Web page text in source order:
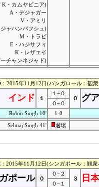
K・カムヤビニア)
A・デジャガー
V・アミリ
ャハンバフシュ)
M・トラビ
E・ハジサフィ
K・レザエイ
チャンネジャド)
：2015年11月12日(バンガロール：観
インド １
１−０
０
グ
０−０
Robin Singh 10'
1-0
Sehnaj Singh 41'
退場
：2015年11月12日(シンガポール：観
ポール ０
０−２
３
日本
０−１